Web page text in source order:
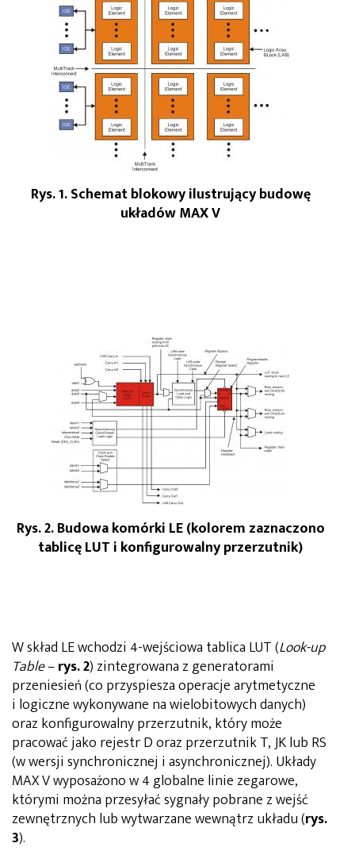
Rys. 1. Schemat blokowy ilustrujący budowę
układów MAX V
Rys. 2. Budowa komórki LE (kolorem zaznaczono
tablicę LUT i konfigurowalny przerzutnik)
W skład LE wchodzi 4-wejściowa tablica LUT (Look-up
Table–rys. 2) zintegrowana z generatorami
przeniesień (co przyspiesza operacje arytmetyczne
i logiczne wykonywane na wielobitowych danych)
oraz konfigurowalny przerzutnik, który może
pracować jako rejestr D oraz przerzutnik T, JK lub RS
(w wersji synchronicznej i asynchronicznej). Układy
MAX V wyposażono w 4 globalne linie zegarowe,
którymi można przesyłać sygnały pobrane z wejść
zewnętrznych lub wytwarzane wewnątrz układu (rys.
3).